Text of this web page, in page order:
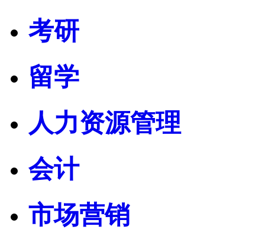
考研
留学
人力资源管理
会计
市场营销